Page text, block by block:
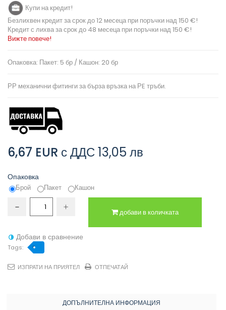
Купи на кредит!
Безлихвен кредит за срок до 12 месеца при поръчки над 150 €!
Кредит с лихва за срок до 48 месеца при поръчки над 150 €!
Вижте повече!
Опаковка: Пакет: 5 бр / Кашон: 20 бр
РР механични фитинги за бърза връзка на РE тръби.
6,67 EUR с ДДС 13,05 лв
Опаковка
Брой Пакет Кашон
добави в количката
Добави в сравнение
Tags:
ИЗПРАТИ НА ПРИЯТЕЛ ОТПЕЧАТАЙ
ДОПЪЛНИТЕЛНА ИНФОРМАЦИЯ